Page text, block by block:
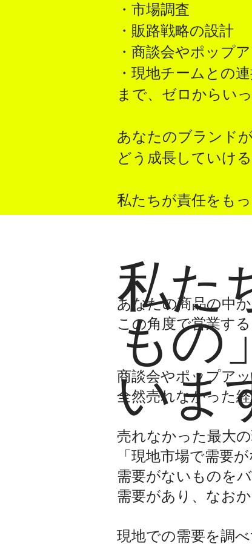
・市場調査
・販路戦略の設計
・商談会やポップ
・現地チームとの
まで、ゼロからい
あなたのブランド
どう成長していける
私たちが責任をも
私た
もの
いま
あなたの商品の中
この角度で営業す
商談会やポップア
全然売れなかった
売れなかった最大
「現地市場で需要
需要がないものを
需要があり、なお
現地での需要を調